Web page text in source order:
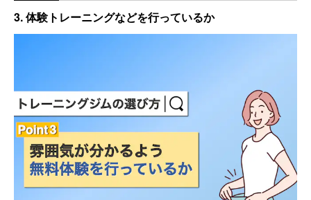
3. 体験トレーニングなどを行っているか